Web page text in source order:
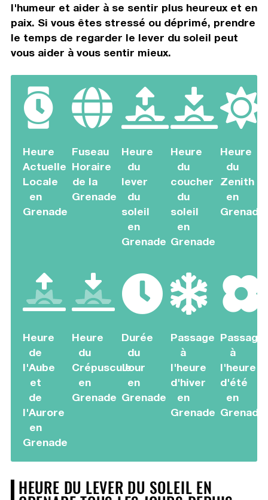
l'humeur et aider à se sentir plus heureux et en
paix. Si vous êtes stressé ou déprimé, prendre
le temps de regarder le lever du soleil peut
vous aider à vous sentir mieux.
Heure
Actuelle
Locale
en
Grenade
Fuseau
Horaire
de la
Grenade
Heure
du
lever
du
soleil
en
Grenade
Heure
du
coucher
du
soleil
en
Grenade
Heure
du
Zenith
en
Grenade
Heure
de
l'Aube
et
de
l'Aurore
en
Grenade
Heure
du
Crépuscule
en
Grenade
Durée
du
Jour
en
Grenade
Passage
à
l'heure
d'hiver
en
Grenade
Passage
à
l'heure
d'été
en
Grenade
HEURE DU LEVER DU SOLEIL EN